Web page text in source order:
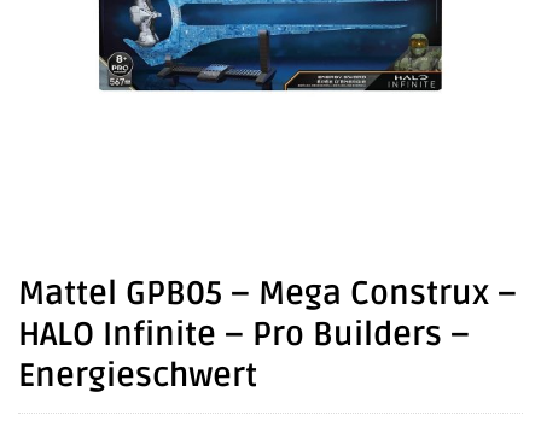
Mattel GPB05 – Mega Construx –
HALO Infinite – Pro Builders –
Energieschwert